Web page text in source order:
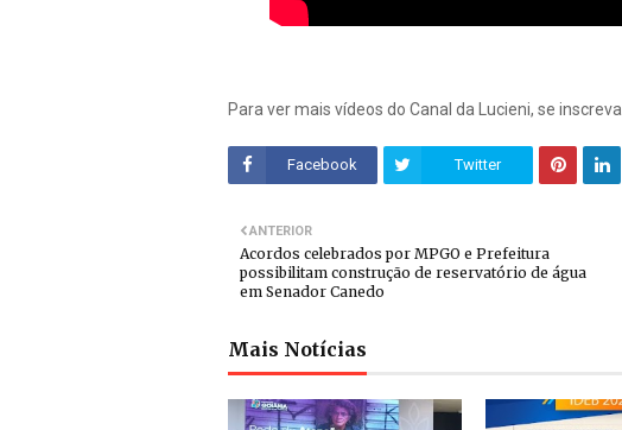
Para ver mais vídeos do Canal da Lucieni, se inscreva
Facebook Twitter
ANTERIOR
Acordos celebrados por MPGO e Prefeitura
possibilitam construção de reservatório de água
em Senador Canedo
Mais Notícias